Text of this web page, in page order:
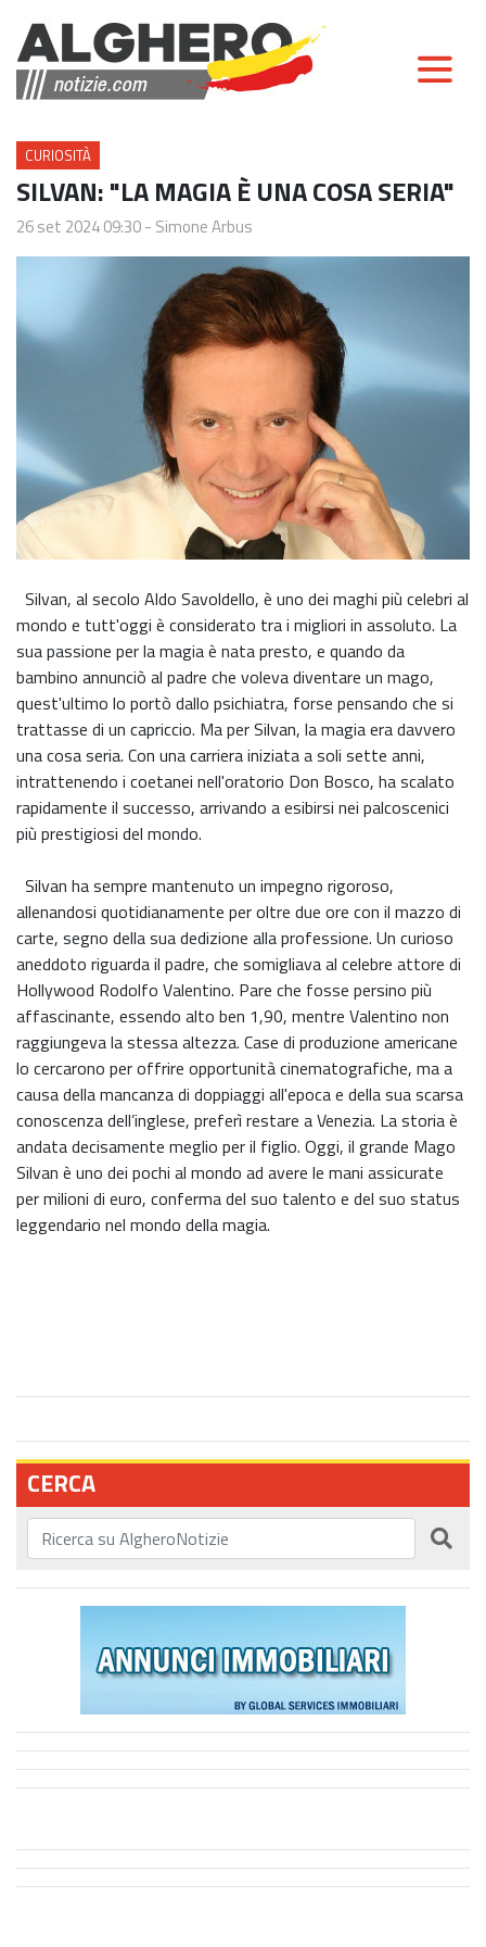
CURIOSITÀ
SILVAN: "LA MAGIA È UNA COSA SERIA"
26 set 2024 09:30- Simone Arbus
Silvan, al secolo Aldo Savoldello, è uno dei maghi più celebri al
mondo e tutt'oggi è considerato tra i migliori in assoluto. La
sua passione per la magia è nata presto, e quando da
bambino annunciò al padre che voleva diventare un mago,
quest'ultimo lo portò dallo psichiatra, forse pensando che si
trattasse di un capriccio. Ma per Silvan, la magia era davvero
una cosa seria. Con una carriera iniziata a soli sette anni,
intrattenendo i coetanei nell'oratorio Don Bosco, ha scalato
rapidamente il successo, arrivando a esibirsi nei palcoscenici
più prestigiosi del mondo.
Silvan ha sempre mantenuto un impegno rigoroso,
allenandosi quotidianamente per oltre due ore con il mazzo di
carte, segno della sua dedizione alla professione. Un curioso
aneddoto riguarda il padre, che somigliava al celebre attore di
Hollywood Rodolfo Valentino. Pare che fosse persino più
affascinante, essendo alto ben 1,90, mentre Valentino non
raggiungeva la stessa altezza. Case di produzione americane
lo cercarono per offrire opportunità cinematografiche, ma a
causa della mancanza di doppiaggi all'epoca e della sua scarsa
conoscenza dell’inglese, preferì restare a Venezia. La storia è
andata decisamente meglio per il figlio. Oggi, il grande Mago
Silvan è uno dei pochi al mondo ad avere le mani assicurate
per milioni di euro, conferma del suo talento e del suo status
leggendario nel mondo della magia.
CERCA